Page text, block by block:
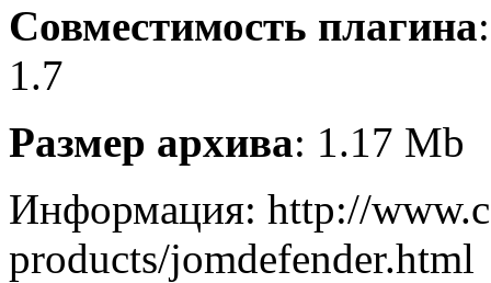
Совместимость плагина
1.7
Размер архива: 1.17 Mb
Информация: http://
products/jomdefender.html